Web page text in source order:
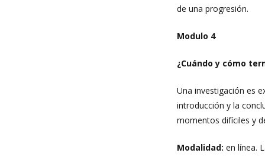
de una progresión.
Modulo 4
¿Cuándo y cómo
Una investigación es
introducción y la
momentos difíciles y
Modalidad: en línea.